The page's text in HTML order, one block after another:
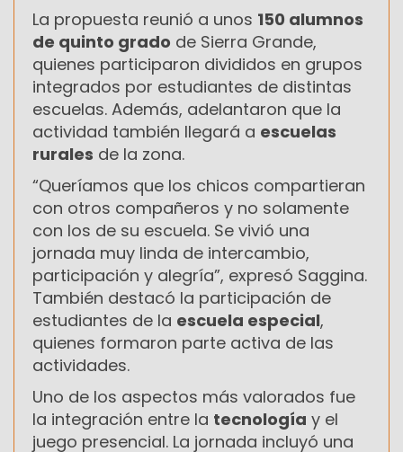
La propuesta reunió a unos 150 alumnos
de quinto grado de Sierra Grande,
quienes participaron divididos en grupos
integrados por estudiantes de distintas
escuelas. Además, adelantaron que la
actividad también llegará a escuelas
rurales de la zona.
“Queríamos que los chicos compartieran
con otros compañeros y no solamente
con los de su escuela. Se vivió una
jornada muy linda de intercambio,
participación y alegría”, expresó Saggina.
También destacó la participación de
estudiantes de la escuela especial,
quienes formaron parte activa de las
actividades.
Uno de los aspectos más valorados fue
la integración entre la tecnología y el
juego presencial. La jornada incluyó una